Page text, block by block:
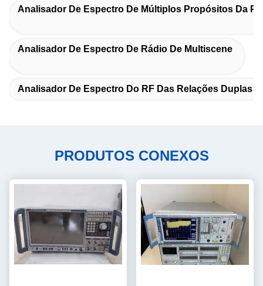
Analisador De Espectro De Múltiplos Propósitos Da
Analisador De Espectro De Rádio De Multiscene
Analisador De Espectro Do RF Das Relações Duplas
PRODUTOS CONEXOS